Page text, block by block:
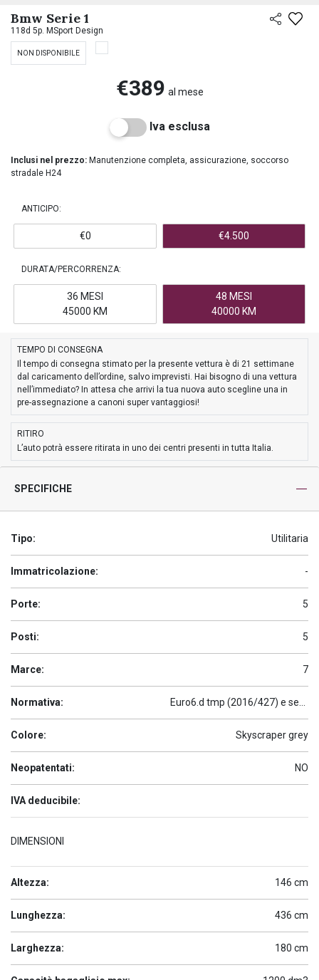
Bmw Serie 1
118d 5p. MSport Design
NON DISPONIBILE
€389 al mese
Iva esclusa
Inclusi nel prezzo: Manutenzione completa, assicurazione, soccorso
stradale H24
ANTICIPO:
€0 €4.500
DURATA/PERCORRENZA:
36 MESI
45000 KM
48 MESI
40000 KM
TEMPO DI CONSEGNA
Il tempo di consegna stimato per la presente vettura è di 21 settimane
dal caricamento dell’ordine, salvo imprevisti. Hai bisogno di una vettura
nell’immediato? In attesa che arrivi la tua nuova auto scegline una in
pre-assegnazione a canoni super vantaggiosi!
RITIRO
L’auto potrà essere ritirata in uno dei centri presenti in tutta Italia.
SPECIFICHE
Tipo: Utilitaria
Immatricolazione: -
Porte: 5
Posti: 5
Marce: 7
Normativa:
Colore: Skyscraper grey
Neopatentati: NO
IVA deducibile:
DIMENSIONI
Altezza: 146 cm
Lunghezza: 436 cm
Larghezza: 180 cm